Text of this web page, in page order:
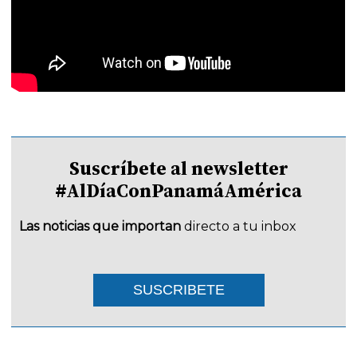
Suscríbete al newsletter
#AlDíaConPanamáAmérica
Las noticias que importan directo a tu inbox
SUSCRIBETE